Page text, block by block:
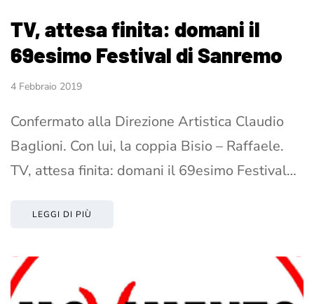
TV, attesa finita: domani il
69esimo Festival di Sanremo
4 Febbraio 2019
Confermato alla Direzione Artistica Claudio
Baglioni. Con lui, la coppia Bisio – Raffaele.
TV, attesa finita: domani il 69esimo Festival…
LEGGI DI PIÙ